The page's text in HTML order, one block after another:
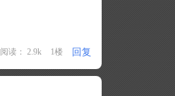
阅读： 2.9k 1楼 回复